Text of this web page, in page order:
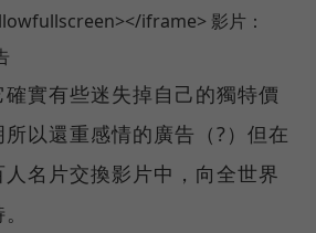
iframe> 影片：
實有些迷失掉自己的獨特價
以還重感情的廣告（?）但在
名片交換影片中，向全世界